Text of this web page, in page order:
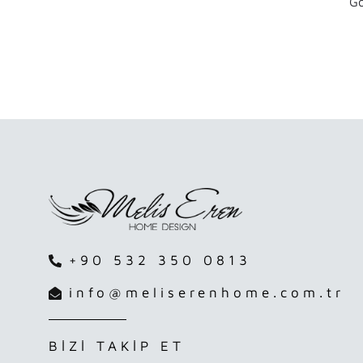
+90 532 350 0813
info@meliserenhome.com.tr
BİZİ TAKİP ET